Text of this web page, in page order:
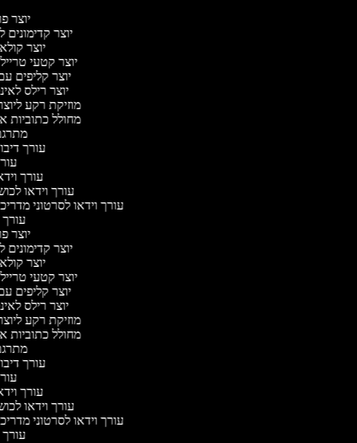
יוצר
יוצר
יוצר
יוצר קטעי
יוצר קליפים
יוצר רילס
מוזיקת רקע
מחולל כתוביות
עורך
עורך
עורך וידאו
עורך וידאו לסרטוני
יוצר
יוצר
יוצר
יוצר קטעי
יוצר קליפים
יוצר רילס
מוזיקת רקע
מחולל כתוביות
עורך
עורך
עורך וידאו
עורך וידאו לסרטוני